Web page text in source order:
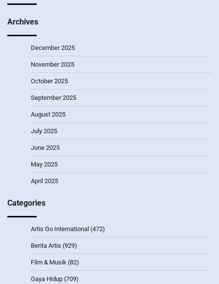
Archives
December 2025
November 2025
October 2025
September 2025
August 2025
July 2025
June 2025
May 2025
April 2025
Categories
Artis Go International (472)
Berita Artis (929)
Film & Musik (82)
Gaya Hidup (709)